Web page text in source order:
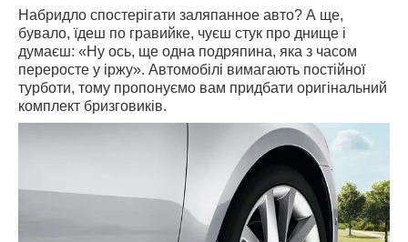
Набридло спостерігати заляпанное авто? А ще,
бувало, їдеш по гравийке, чуєш стук про днище і
думаєш: «Ну ось, ще одна подряпина, яка з часом
переросте у іржу». Автомобілі вимагають постійної
турботи, тому пропонуємо вам придбати оригінальний
комплект бризговиків.